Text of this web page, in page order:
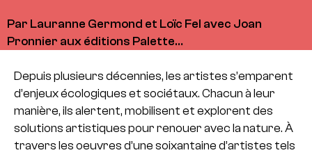
Par Lauranne Germond et Loïc Fel avec Joan
Pronnier aux éditions Palette…
Depuis plusieurs décennies, les artistes s’emparent
d’enjeux écologiques et sociétaux. Chacun à leur
manière, ils alertent, mobilisent et explorent des
solutions artistiques pour renouer avec la nature. À
travers les oeuvres d’une soixantaine d’artistes tels